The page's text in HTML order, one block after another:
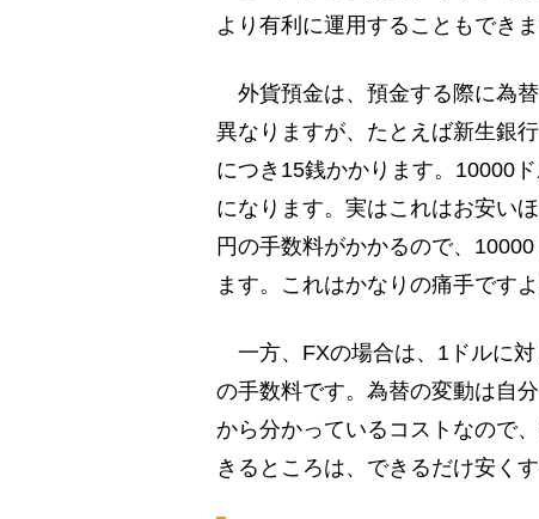
より有利に運用することもできま
外貨預金は、預金する際に為
異なりますが、たとえば新生銀
につき15銭かかります。10000
になります。実はこれはお安い
円の手数料がかかるので、
ます。これはかなりの痛手ですよ
一方、FXの場合は、1ドルに
の手数料です。為替の変動は自
から分かっているコストなので
きるところは、できるだけ安く